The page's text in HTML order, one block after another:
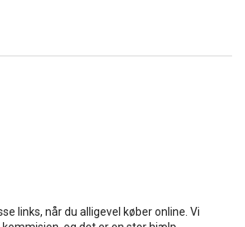
links, når du alligevel køber online. Vi